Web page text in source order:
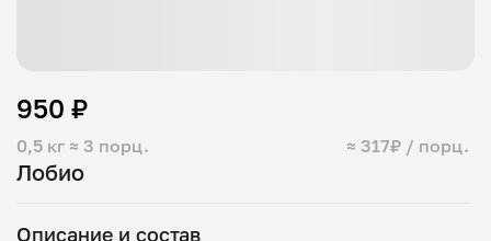
Лобио
0,5 кг ≈ 3 порц. ≈ 317₽ / порц.
950 ₽
Описание и состав